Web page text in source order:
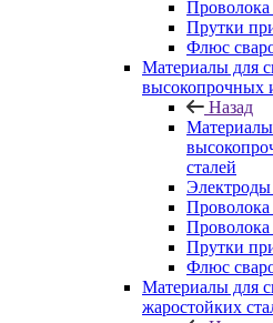
Прутки
Флюс
Материалы для
высокопрочных
Назад
сталей
Прутки
Флюс
Материалы для
жаростойких